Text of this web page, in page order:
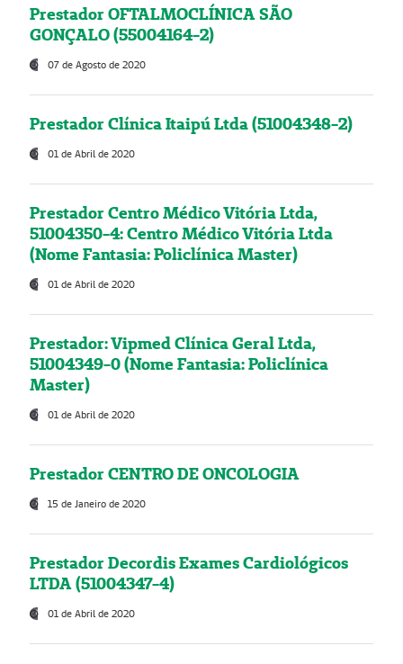
Prestador OFTALMOCLÍNICA SÃO
GONÇALO (55004164-2)
07 de Agosto de 2020
Prestador Clínica Itaipú Ltda (51004348-2)
01 de Abril de 2020
Prestador Centro Médico Vitória Ltda,
51004350-4: Centro Médico Vitória Ltda
(Nome Fantasia: Policlínica Master)
01 de Abril de 2020
Prestador: Vipmed Clínica Geral Ltda,
51004349-0 (Nome Fantasia: Policlínica
Master)
01 de Abril de 2020
Prestador CENTRO DE ONCOLOGIA
15 de Janeiro de 2020
Prestador Decordis Exames Cardiológicos
LTDA (51004347-4)
01 de Abril de 2020